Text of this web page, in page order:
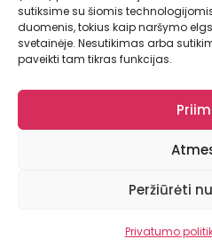
sutiksime su šiomis
duomenis, tokius kaip naršymo
svetainėje. Nesutikimas arba
paveikti tam tikras funkcijas.
Peržiūrėti
Privatumo
© VIVA
0